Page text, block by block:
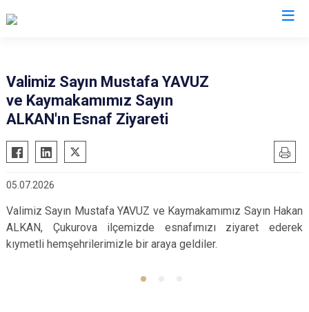
Aladağ
Feke
Karataş
Kozan
Saimbeyli
Sarıçam
Çukurova
Valimiz Sayın Mustafa YAVUZ
ve Kaymakamımız Sayın
ALKAN'ın Esnaf Ziyareti
05.07.2026
Valimiz Sayın Mustafa YAVUZ ve Kaymakamımız Sayın Hakan
ALKAN, Çukurova ilçemizde esnafımızı ziyaret ederek
kıymetli hemşehrilerimizle bir araya geldiler.